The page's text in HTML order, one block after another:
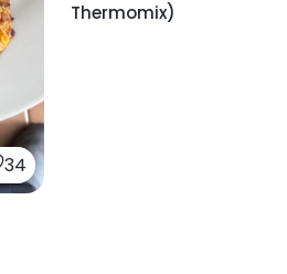
34
Thermomix)